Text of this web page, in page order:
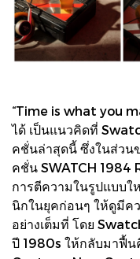
“Time is what you
ได้ เป็นแนวคิดที่
คชั่นล่าสุดนี้ ซึ่งในส่วน
คชั่น SWATCH 1984
การตีความในรูปแบบใ
นิกในยุคก่อนๆ ให้ดูมีค
อย่างเต็มที่ โดย
ปี 1980s ให้กลับมาฟื้น